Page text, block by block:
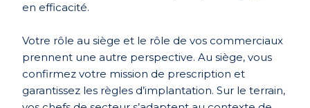
en efficacité.
Votre rôle au siège et le rôle de vos commerciaux
prennent une autre perspective. Au siège, vous
confirmez votre mission de prescription et
garantissez les règles d’implantation. Sur le terrain,